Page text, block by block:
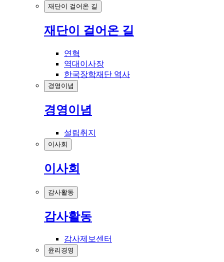
재단이 걸어온 길
재단이 걸어온 길
연혁
역대이사장
한국장학재단 역사
경영이념
경영이념
설립취지
이사회
이사회
감사활동
감사활동
감사제보센터
윤리경영